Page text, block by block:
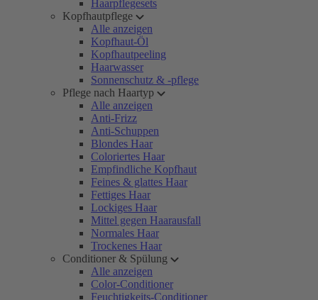
Haarpflegesets
Kopfhautpflege
Alle anzeigen
Kopfhaut-Öl
Kopfhautpeeling
Haarwasser
Sonnenschutz & -pflege
Pflege nach Haartyp
Alle anzeigen
Anti-Frizz
Anti-Schuppen
Blondes Haar
Coloriertes Haar
Empfindliche Kopfhaut
Feines & glattes Haar
Fettiges Haar
Lockiges Haar
Mittel gegen Haarausfall
Normales Haar
Trockenes Haar
Conditioner & Spülung
Alle anzeigen
Color-Conditioner
Feuchtigkeits-Conditioner